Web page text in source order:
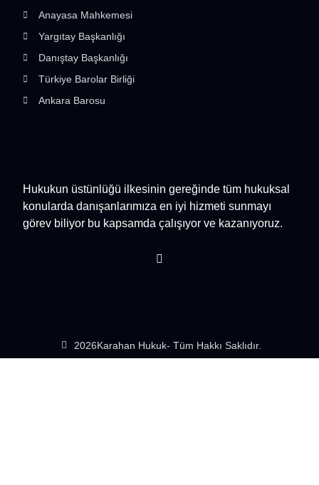
Hukukun üstünlüğü ilkesinin gereğinde tüm hukuksal
konularda danışanlarımıza en iyi hizmeti sunmayı
görev biliyor bu kapsamda çalışıyor ve kazanıyoruz.
Anayasa Mahkemesi
Yargıtay Başkanlığı
Danıştay Başkanlığı
Türkiye Barolar Birliği
Ankara Barosu
2026Karahan Hukuk- Tüm Hakkı Saklıdır.